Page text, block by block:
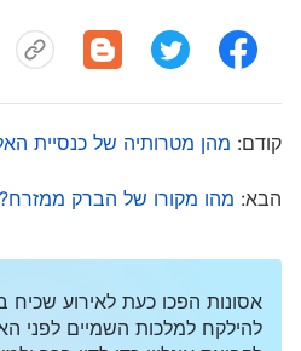
שלו להושעת בני האדם לא
מדובר בעבודה שעשה אלוהים
המלכות, בכל המקרים מדובר
קודם: מהן מטרותיה של כנסיית
הבא: מהו מקורו של הברק ממזרח?
אסונות הפכו כעת לאירוע
להילקח למלכות השמיים לפני